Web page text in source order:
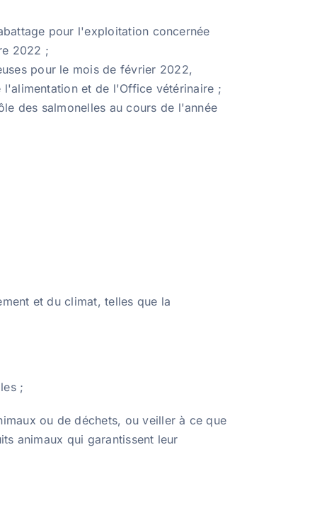
pour l'exploitation concernée
2022 ;
pour le mois de février 2022,
et de l'Office vétérinaire ;
des salmonelles au cours de l'année
et du climat, telles que la
;
ou de déchets, ou veiller à ce que
animaux qui garantissent leur